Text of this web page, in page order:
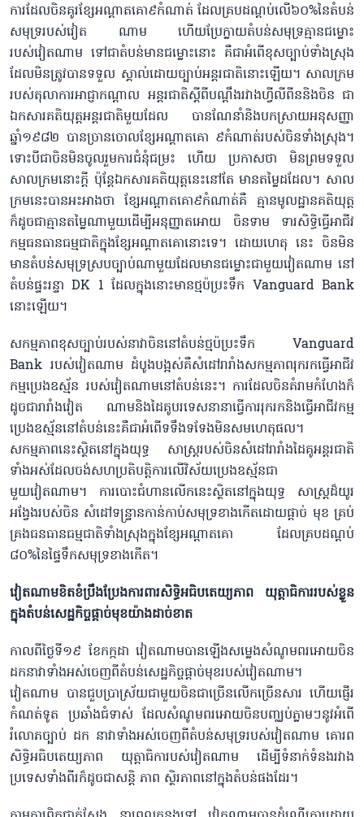
ការដែលចិនគូរខ្សែអណ្ដាតគោ៩កំណាត់ ដែលគ្របដណ្ដប់លើ៦០%នៃតំបន់
សមុទ្ររបស់វៀត ណាម ហើយប្រែក្លាយតំបន់សមុទ្រគ្មានជម្លោះ
របស់វៀតណាម ទៅជាតំបន់មានជម្លោះនោះ គឺជាអំពើខុសច្បាប់ទាំងស្រុង
ដែលមិនត្រូវបានទទួល ស្គាល់ដោយច្បាប់អន្តរជាតិនោះឡើយ។ សាលក្រម
របស់តុលាការអាជ្ញាកណ្ដាល អន្តរជាតិស្ដីពីបណ្ដឹងរវាងហ្វីលីពីននិងចិន ជា
ឯកសារគតិយុត្តអន្តរជាតិមួយដែល បានណែនាំនិងបកស្រាយអនុសញ្ញា
ឆ្នាំ១៩៨២ បានច្រានចោលខ្សែអណ្ដាតគោ ៩កំណាត់របស់ចិនទាំងស្រុង។
ទោះបីជាចិនមិនចូលរួមការជំនុំជម្រះ ហើយ ប្រកាសថា មិនព្រមទទួល
សាលក្រមនោះក្ដី ប៉ុន្តែឯកសារគតិយុត្តនេះនៅតែ មានតម្លៃដដែល។ សាល
ក្រមនេះបានអះអាងថា ខ្សែអណ្ដាតគោ៩កំណាត់គឺ គ្មានមូលដ្ឋានគតិយុត្ត
ក៏ដូចជាគ្មានតម្លៃណាមួយដើម្បីអនុញ្ញាតអោយ ចិនទាម ទារសិទ្ធិធ្វើអាជីវ
កម្មធនធានធម្មជាតិក្នុងខ្សែអណ្ដាតគោនោះទេ។ ដោយហេតុ នេះ ចិនមិន
មានតំបន់សមុទ្រស្របច្បាប់ណាមួយដែលមានជម្លោះជាមួយវៀតណាម នៅ
តំបន់ផ្ទះរន្ទា DK 1 ដែលក្នុងនោះមានថ្មប៉ប្រះទឹក Vanguard Bank
នោះឡើយ។
សកម្មភាពខុសច្បាប់របស់នាវាចិននៅតំបន់ថ្មប៉ប្រះទឹក Vanguard
Bank របស់វៀតណាម ដំបូងបង្អស់គឺសំដៅរារាំងសកម្មភាពរុករកធ្វើអាជីវ
កម្មប្រេងឧស្ម័ន របស់វៀតណាមនៅតំបន់នេះ។ ការដែលចិនគំរាមកំហែងក៏
ដូចជារារាំងវៀត ណាមនិងដៃគូបរទេសនានាធ្វើការរុករកនិងធ្វើអាជីវកម្ម
ប្រេងឧស្ម័ននៅតំបន់នេះគឺជាអំពើទទឹងទទែងមិនសមហេតុផល។
សកម្មភាពនេះស្ថិតនៅក្នុងយុទ្ធ សាស្ត្ររបស់ចិនសំដៅរារាំងដៃគូអន្តរជាតិ
ទាំងអស់ដែលចង់សហប្រតិបត្តិការលើវិស័យប្រេងឧស្ម័នជា
មួយវៀតណាម។ ការបោះជំហានលើកនេះស្ថិតនៅក្នុងយុទ្ធ សាស្ត្រដ៏យូរ
អង្វែងរបស់ចិន សំដៅទន្ទ្រានកាន់កាប់សមុទ្រខាងកើតដោយផ្ដាច់ មុខ គ្រប់
គ្រងធនធានធម្មជាតិទាំងស្រុងក្នុងខ្សែអណ្ដាតគោ ដែលគ្របដណ្ដប់
៨០%នៃផ្ទៃទឹកសមុទ្រខាងកើត។
វៀតណាមខិតខំប្រឹងប្រែងការពារសិទ្ធិអធិបតេយ្យភាព យុត្តាធិការរបស់ខ្លួន
ក្នុងតំបន់សេដ្ឋកិច្ចផ្ដាច់មុខយ៉ាងដាច់ខាត
កាលពីថ្ងៃទី១៩ ខែកក្កដា វៀតណាមបានឡើងសម្លេងសំណូមពរអោយចិន
ដកនាវាទាំងអស់ចេញពីតំបន់សេដ្ឋកិច្ចផ្ដាច់មុខរបស់វៀតណាម។
វៀតណាម បានជួបប្រាស្រ័យជាមួយចិនជាច្រើនលើកច្រើនសារ ហើយផ្ញើរ
កំណត់ទូត ប្រឆាំងជំទាស់ ដែលសំណូមពរអោយចិនបញ្ឈប់ភ្លាមៗនូវអំពើ
រំលោភច្បាប់ ដក នាវាទាំងអស់ចេញពីតំបន់សមុទ្ររបស់វៀតណាម គោរព
សិទ្ធិអធិបតេយ្យភាព យុត្តាធិការបស់វៀតណាម ដើម្បីទំនាក់ទំនងរវាង
ប្រទេសទាំងពីរក៏ដូចជាសន្តិ ភាព ស្ថិរភាពនៅក្នុងតំបន់ផងដែរ។